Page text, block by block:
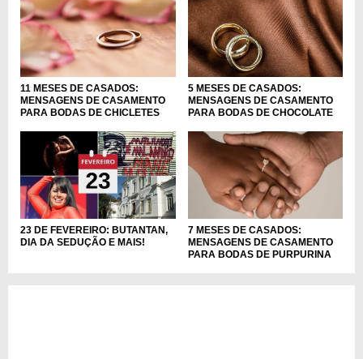
11 MESES DE CASADOS:
MENSAGENS DE CASAMENTO
PARA BODAS DE CHICLETES
5 MESES DE CASADOS:
MENSAGENS DE CASAMENTO
PARA BODAS DE CHOCOLATE
23 DE FEVEREIRO: BUTANTAN,
DIA DA SEDUÇÃO E MAIS!
7 MESES DE CASADOS:
MENSAGENS DE CASAMENTO
PARA BODAS DE PURPURINA